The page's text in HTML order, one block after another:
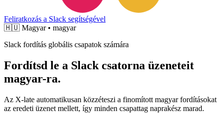
Feliratkozás a Slack segítségével
🇭🇺 Magyar • magyar
Slack fordítás globális csapatok számára
Fordítsd le a Slack csatorna üzeneteit
magyar-ra.
Az X-late automatikusan közzéteszi a finomított magyar fordításokat
az eredeti üzenet mellett, így minden csapattag naprakész marad.